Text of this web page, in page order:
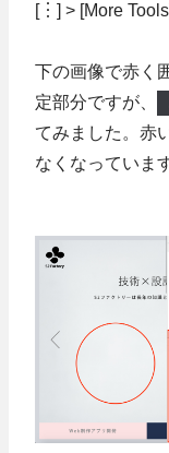
[︙] > [More
下の画像で赤く
定部分ですが、
てみました。赤
なくなっていま